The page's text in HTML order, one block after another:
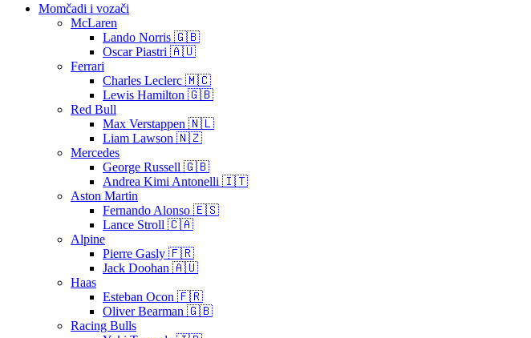
Momčadi i vozači
McLaren
Lando Norris 🇬🇧
Oscar Piastri 🇦🇺
Ferrari
Charles Leclerc 🇲🇨
Lewis Hamilton 🇬🇧
Red Bull
Max Verstappen 🇳🇱
Liam Lawson 🇳🇿
Mercedes
George Russell 🇬🇧
Andrea Kimi Antonelli 🇮🇹
Aston Martin
Fernando Alonso 🇪🇸
Lance Stroll 🇨🇦
Alpine
Pierre Gasly 🇫🇷
Jack Doohan 🇦🇺
Haas
Esteban Ocon 🇫🇷
Oliver Bearman 🇬🇧
Racing Bulls